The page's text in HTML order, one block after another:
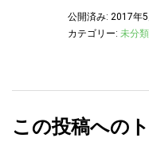
公開済み: 2017年5
カテゴリー: 未分類
この投稿への